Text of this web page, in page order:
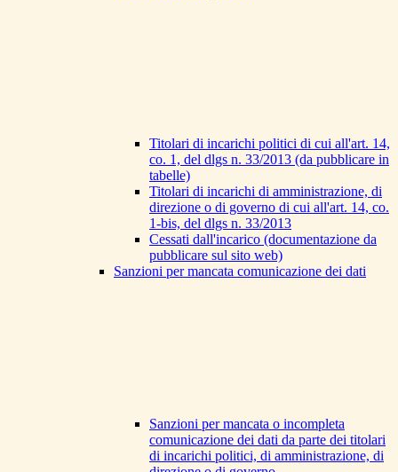
Titolari di incarichi politici di cui all'art. 14,
co. 1, del dlgs n. 33/2013 (da pubblicare in
tabelle)
Titolari di incarichi di amministrazione, di
direzione o di governo di cui all'art. 14, co.
1-bis, del dlgs n. 33/2013
Cessati dall'incarico (documentazione da
pubblicare sul sito web)
Sanzioni per mancata comunicazione dei dati
Sanzioni per mancata o incompleta
comunicazione dei dati da parte dei titolari
di incarichi politici, di amministrazione, di